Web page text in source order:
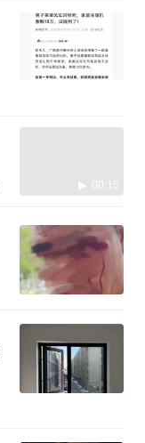
00:15